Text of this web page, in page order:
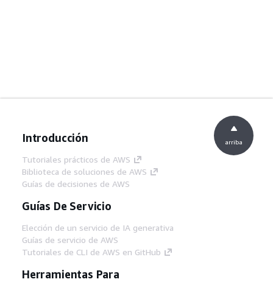
Introducción
Tutoriales prácticos de AWS
Biblioteca de soluciones de AWS
Guías de decisiones de AWS
Guías De Servicio
Elección de un servicio de IA generativa
Guías de servicio de AWS
Tutoriales de CLI de AWS en GitHub
Herramientas Para
arriba